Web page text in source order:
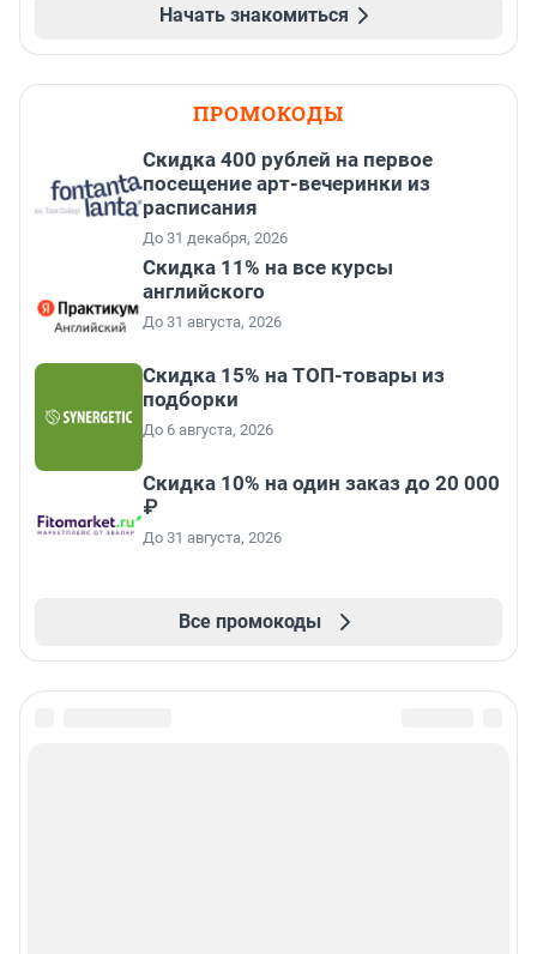
Начать знакомиться
ПРОМОКОДЫ
Cкидка 400 рублей на первое
посещение арт-вечеринки из
расписания
До 31 декабря, 2026
Скидка 11% на все курсы
английского
До 31 августа, 2026
Скидка 15% на ТОП-товары из
подборки
До 6 августа, 2026
Скидка 10% на один заказ до 20 000
₽
До 31 августа, 2026
Все промокоды